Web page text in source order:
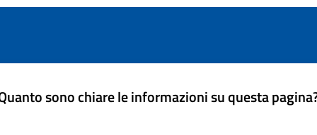
sono chiare le informazioni su questa